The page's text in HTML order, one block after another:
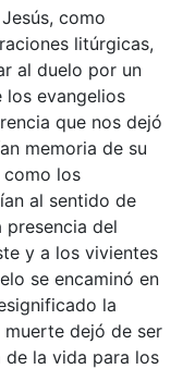
como
litúrgicas,
al duelo por un
los evangelios
que nos dejó
memoria de su
los
al sentido de
del
y a los vivientes
se encaminó en
la
muerte dejó de ser
la vida para los